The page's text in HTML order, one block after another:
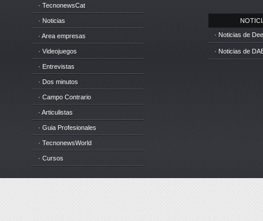
· TecnonewsCat
· Noticias
· Area empresas
· Videojuegos
· Entrevistas
· Dos minutos
· Campo Contrario
· Articulistas
· Guia Profesionales
· TecnonewsWorld
· Cursos
· Noticias de
· Noticias de